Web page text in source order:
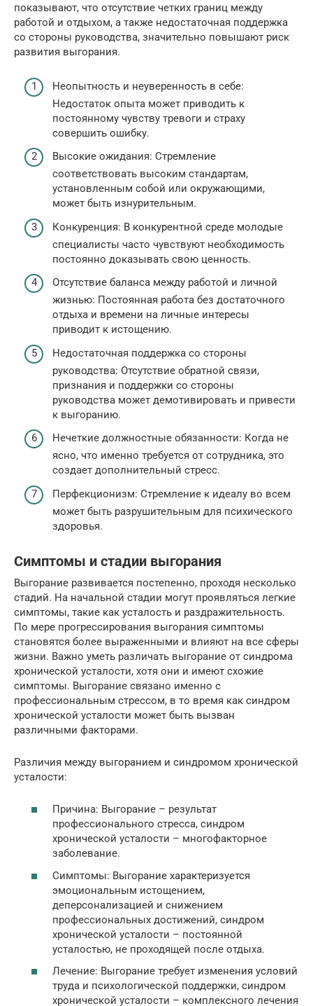
показывают, что отсутствие четких границ между
работой и отдыхом, а также недостаточная поддержка
со стороны руководства, значительно повышают риск
развития выгорания.
Неопытность и неуверенность в себе:
Недостаток опыта может приводить к
постоянному чувству тревоги и страху
совершить ошибку.
Высокие ожидания: Стремление
соответствовать высоким стандартам,
установленным собой или окружающими,
может быть изнурительным.
Конкуренция: В конкурентной среде молодые
специалисты часто чувствуют необходимость
постоянно доказывать свою ценность.
Отсутствие баланса между работой и личной
жизнью: Постоянная работа без достаточного
отдыха и времени на личные интересы
приводит к истощению.
Недостаточная поддержка со стороны
руководства: Отсутствие обратной связи,
признания и поддержки со стороны
руководства может демотивировать и привести
к выгоранию.
Нечеткие должностные обязанности: Когда не
ясно, что именно требуется от сотрудника, это
создает дополнительный стресс.
Перфекционизм: Стремление к идеалу во всем
может быть разрушительным для психического
здоровья.
Симптомы и стадии выгорания
Выгорание развивается постепенно, проходя несколько
стадий. На начальной стадии могут проявляться легкие
симптомы, такие как усталость и раздражительность.
По мере прогрессирования выгорания симптомы
становятся более выраженными и влияют на все сферы
жизни. Важно уметь различать выгорание от синдрома
хронической усталости, хотя они и имеют схожие
симптомы. Выгорание связано именно с
профессиональным стрессом, в то время как синдром
хронической усталости может быть вызван
различными факторами.
Различия между выгоранием и синдромом хронической
усталости:
Причина: Выгорание – результат
профессионального стресса, синдром
хронической усталости – многофакторное
заболевание.
Симптомы: Выгорание характеризуется
эмоциональным истощением,
деперсонализацией и снижением
профессиональных достижений, синдром
хронической усталости – постоянной
усталостью, не проходящей после отдыха.
Лечение: Выгорание требует изменения условий
труда и психологической поддержки, синдром
хронической усталости – комплексного лечения